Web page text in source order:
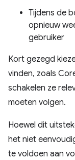
Tijdens de
opnieuw
gebruiker
Kort gezegd
vinden, zoals
schakelen ze
moeten volgen.
Hoewel dit
het niet
te voldoen aan